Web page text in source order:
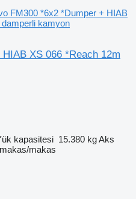
FM300 *6x2 *Dumper + HIAB
kamyon
XS 066 *Reach 12m
kapasitesi 15.380 kgAks
makas/makas